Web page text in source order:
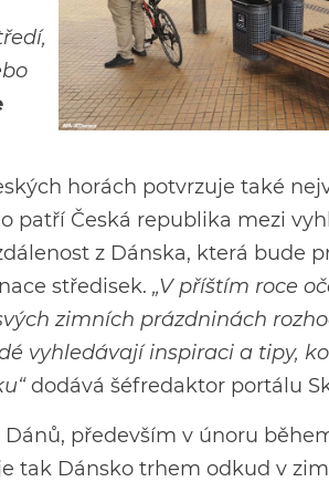
horách potvrzuje také
patří Česká republika mezi
z Dánska, která bude
středisek. „V příštím roce
zimních prázdninách
vyhledávají inspiraci a tipy,
dodává šéfredaktor portálu
především v únoru
tak Dánsko trhem odkud v